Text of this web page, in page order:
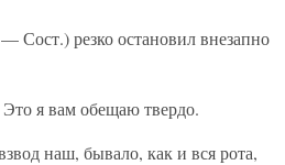
Сост.) резко остановил внезапно
я вам обещаю твердо.
наш, бывало, как и вся рота,